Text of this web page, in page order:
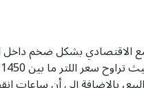
الاقتصادي بشكل ضخم